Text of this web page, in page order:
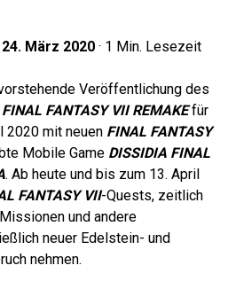
24. März 2020 · 1 Min. Lesezeit
Veröffentlichung des
FINAL FANTASY VII REMAKEfür
2020 mit neuen FINAL FANTASY
Mobile Game DISSIDIA FINAL
. Ab heute und bis zum 13. April
FANTASY VII-Quests, zeitlich
und andere
neuer Edelstein- und
nehmen.